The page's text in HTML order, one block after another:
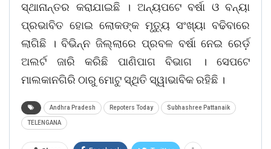
ସ୍ଥାନାନ୍ତର କରାଯାଇଛି । ଅନ୍ୟପଟେ ବର୍ଷା ଓ ବନ୍ୟା
ପ୍ରଭାବିତ ହୋଇ ଲୋକଙ୍କ ମୃତ୍ୟୁ ସଂଖ୍ୟା ବଢିବାରେ
ଲାଗିଛି । ବିଭିନ୍ନ ଜିଲ୍ଲାରେ ପ୍ରବଳ ବର୍ଷା ନେଇ ରେର୍ଡ଼
ଅଲର୍ଟ ଜାରି କରିଛି ପାଣିପାଗ ବିଭାଗ । ସେପଟେ
ମାଲକାନଗିରି ଠାରୁ ମୋଟୁ ସ୍ଥିତି ସ୍ୱାଭାବିକ ରହିଛି ।
Andhra Pradesh Repoters Today Subhashree Pattanaik
TELENGANA